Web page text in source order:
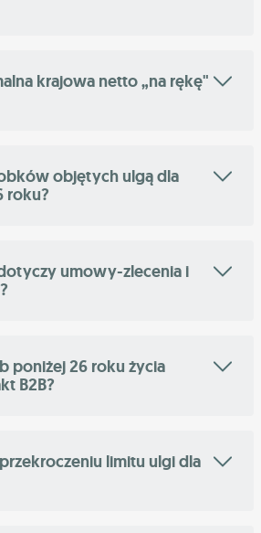
krajowa netto „na rękę"
objętych ulgą dla
roku?
umowy-zlecenia i
poniżej 26 roku życia
B2B?
limitu ulgi dla